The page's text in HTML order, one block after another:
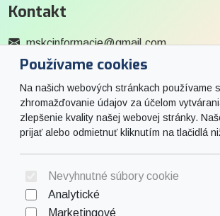
Používame cookies
Na našich webových stránkach používame
zhromažďovanie údajov za účelom
zlepšenie kvality našej webovej stránky.
prijať alebo odmietnuť kliknutím na tlačidlá
Nevyhnutné súbory cookie
Analytické
Marketingové
Kontakt
mskcinformacie@gmail.com
0915 727 244
Social
Facebook